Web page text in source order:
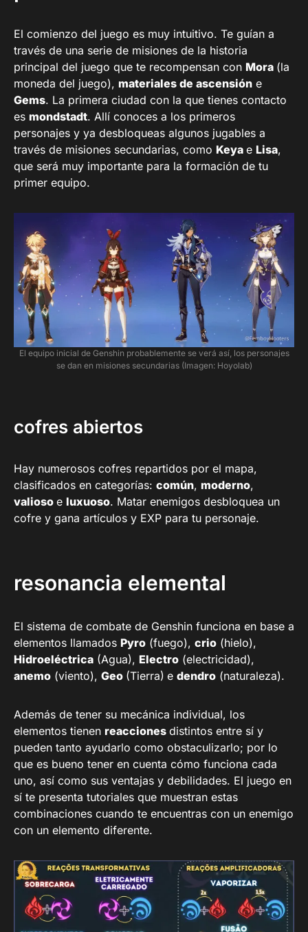
El comienzo del juego es muy intuitivo. Te guían a
través de una serie de misiones de la historia
principal del juego que te recompensan con Mora (la
moneda del juego), materiales de ascensión e
Gems. La primera ciudad con la que tienes contacto
es mondstadt. Allí conoces a los primeros
personajes y ya desbloqueas algunos jugables a
través de misiones secundarias, como Keya e Lisa,
que será muy importante para la formación de tu
primer equipo.
El equipo inicial de Genshin probablemente se verá así, los personajes
se dan en misiones secundarias (Imagen: Hoyolab)
cofres abiertos
Hay numerosos cofres repartidos por el mapa,
clasificados en categorías: común, moderno,
valioso e luxuoso. Matar enemigos desbloquea un
cofre y gana artículos y EXP para tu personaje.
resonancia elemental
El sistema de combate de Genshin funciona en base a
elementos llamados Pyro (fuego), crio (hielo),
Hidroeléctrica (Agua), Electro (electricidad),
anemo (viento), Geo (Tierra) e dendro (naturaleza).
Además de tener su mecánica individual, los
elementos tienen reacciones distintos entre sí y
pueden tanto ayudarlo como obstaculizarlo; por lo
que es bueno tener en cuenta cómo funciona cada
uno, así como sus ventajas y debilidades. El juego en
sí te presenta tutoriales que muestran estas
combinaciones cuando te encuentras con un enemigo
con un elemento diferente.